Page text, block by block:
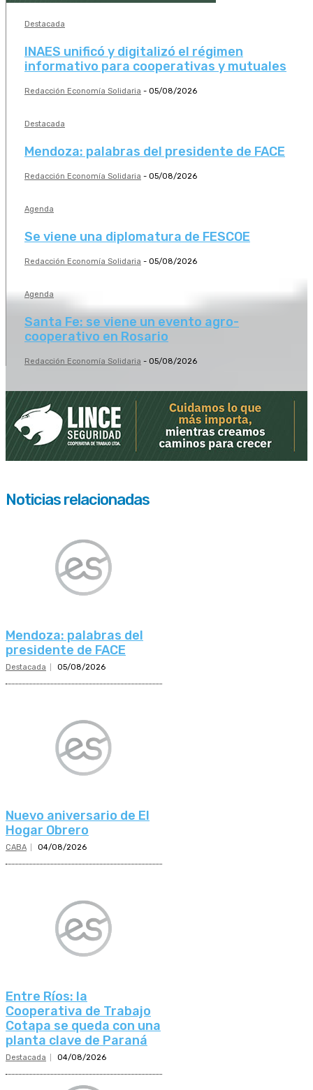
Destacada
INAES unificó y digitalizó el régimen
informativo para cooperativas y mutuales
Redacción Economía Solidaria - 05/08/2026
Destacada
Mendoza: palabras del presidente de FACE
Redacción Economía Solidaria - 05/08/2026
Agenda
Se viene una diplomatura de FESCOE
Redacción Economía Solidaria - 05/08/2026
Agenda
Santa Fe: se viene un evento agro-
cooperativo en Rosario
Redacción Economía Solidaria - 05/08/2026
Noticias relacionadas
Mendoza: palabras del
presidente de FACE
Destacada 05/08/2026
Nuevo aniversario de El
Hogar Obrero
CABA 04/08/2026
Entre Ríos: la
Cooperativa de Trabajo
Cotapa se queda con una
planta clave de Paraná
Destacada 04/08/2026